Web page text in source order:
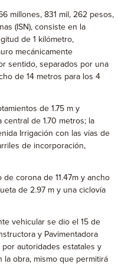
millones, 831 mil, 262 pesos,
(ISN), consiste en la
de 1 kilómetro,
mecánicamente
sentido, separados por una
de 14 metros para los 4
de 1.75 m y
de 1.70 metros; la
Irrigación con las vías de
de incorporación,
corona de 11.47m y ancho
de 2.97 m y una ciclovía
vehicular se dio el 15 de
y Pavimentadora
por autoridades estatales y
la obra, mismo que permitirá